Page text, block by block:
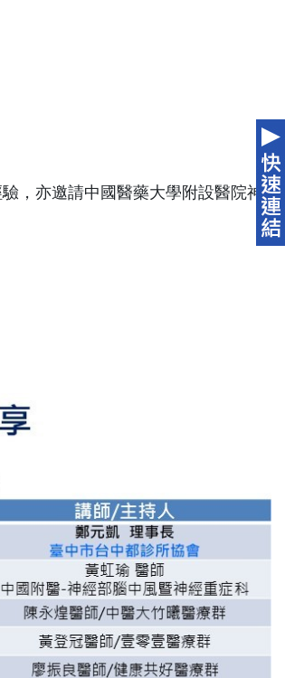
，亦邀請中國醫藥大學附設醫院神